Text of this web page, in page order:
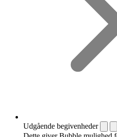
Udgående begivenheder